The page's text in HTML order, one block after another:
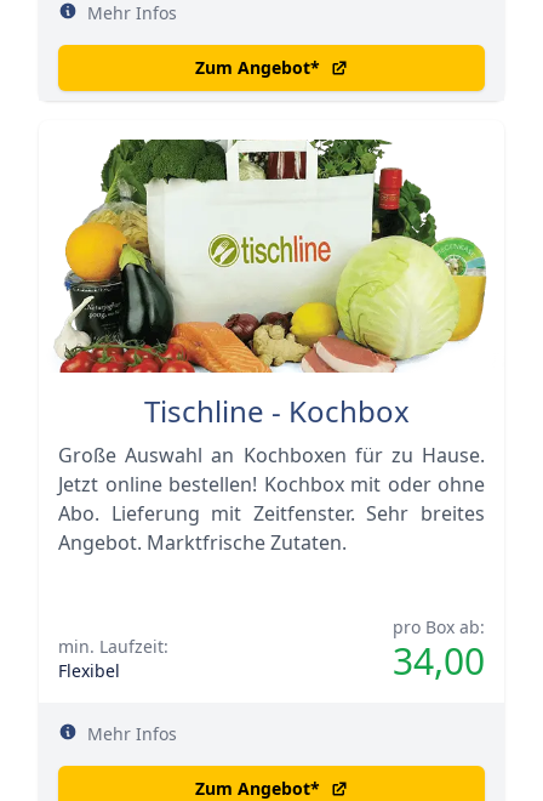
Mehr Infos
Zum Angebot*
Tischline - Kochbox
Große Auswahl an Kochboxen für zu Hause.
Jetzt online bestellen! Kochbox mit oder ohne
Abo. Lieferung mit Zeitfenster. Sehr breites
Angebot. Marktfrische Zutaten.
pro Box ab:
34,00
min. Laufzeit:
Flexibel
Mehr Infos
Zum Angebot*